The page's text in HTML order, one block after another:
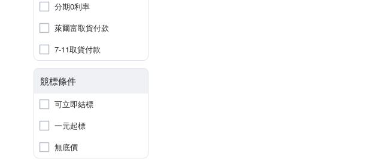
分期0利率
萊爾富取貨付款
7-11取貨付款
競標條件
可立即結標
一元起標
無底價